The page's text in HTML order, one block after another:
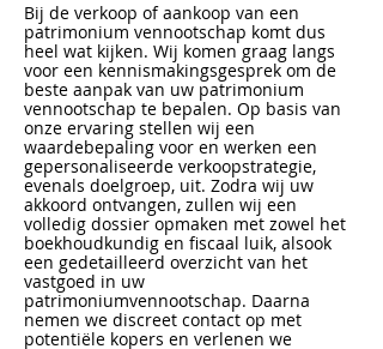
Bij de verkoop of aankoop van een
patrimonium vennootschap komt dus
heel wat kijken. Wij komen graag langs
voor een kennismakingsgesprek om de
beste aanpak van uw patrimonium
vennootschap te bepalen. Op basis van
onze ervaring stellen wij een
waardebepaling voor en werken een
gepersonaliseerde verkoopstrategie,
evenals doelgroep, uit. Zodra wij uw
akkoord ontvangen, zullen wij een
volledig dossier opmaken met zowel het
boekhoudkundig en fiscaal luik, alsook
een gedetailleerd overzicht van het
vastgoed in uw
patrimoniumvennootschap. Daarna
nemen we discreet contact op met
potentiële kopers en verlenen we